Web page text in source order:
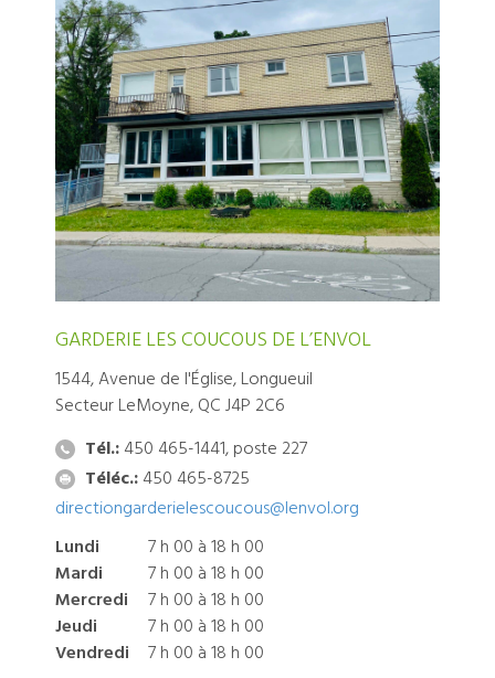
GARDERIE LES COUCOUS DE L’ENVOL
1544, Avenue de l'Église, Longueuil
Secteur LeMoyne, QC J4P 2C6
Tél.: 450 465-1441, poste 227
Téléc.: 450 465-8725
directiongarderielescoucous@lenvol.org
Lundi
7 h 00 à 18 h 00
Mardi
7 h 00 à 18 h 00
Mercredi
7 h 00 à 18 h 00
Jeudi
7 h 00 à 18 h 00
Vendredi
7 h 00 à 18 h 00